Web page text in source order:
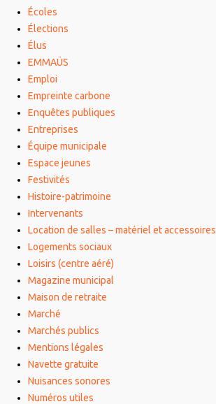
Écoles
Élections
Élus
EMMAÜS
Emploi
Empreinte carbone
Enquêtes publiques
Entreprises
Équipe municipale
Espace jeunes
Festivités
Histoire-patrimoine
Intervenants
Location de salles – matériel et accessoires
Logements sociaux
Loisirs (centre aéré)
Magazine municipal
Maison de retraite
Marché
Marchés publics
Mentions légales
Navette gratuite
Nuisances sonores
Numéros utiles